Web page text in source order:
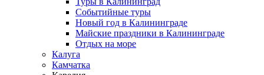
Событийные туры
Новый год в Калининграде
Майские праздники в Калининграде
Отдых на море
Калуга
Камчатка